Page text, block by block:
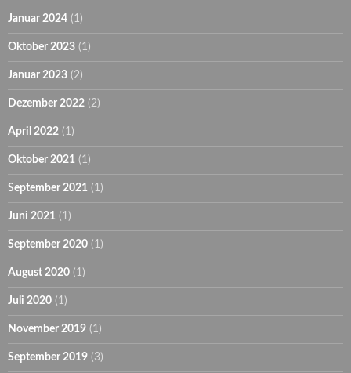
Januar 2024 (1)
Oktober 2023 (1)
Januar 2023 (2)
Dezember 2022 (2)
April 2022 (1)
Oktober 2021 (1)
September 2021 (1)
Juni 2021 (1)
September 2020 (1)
August 2020 (1)
Juli 2020 (1)
November 2019 (1)
September 2019 (3)